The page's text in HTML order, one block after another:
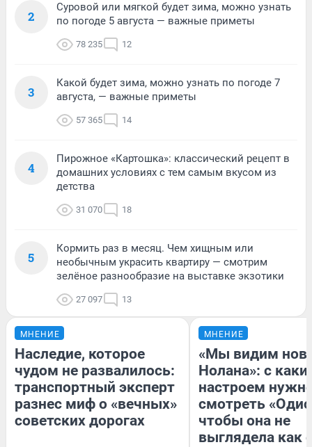
2
Суровой или мягкой будет зима, можно узнать
по погоде 5 августа — важные приметы
78 235 12
3
Какой будет зима, можно узнать по погоде 7
августа, — важные приметы
57 365 14
4
Пирожное «Картошка»: классический рецепт в
домашних условиях с тем самым вкусом из
детства
31 070 18
5
Кормить раз в месяц. Чем хищным или
необычным украсить квартиру — смотрим
зелёное разнообразие на выставке экзотики
27 097 13
МНЕНИЕ
Наследие, которое
чудом не развалилось:
транспортный эксперт
разнес миф о «вечных»
советских дорогах
МНЕНИЕ
«Мы видим
Нолана»: с
настроем
смотреть
чтобы она не
выглядела как